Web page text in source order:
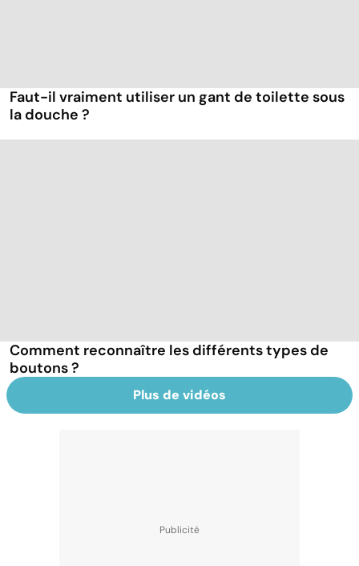
Faut-il vraiment utiliser un gant de toilette sous
la douche ?
Comment reconnaître les différents types de
boutons ?
Plus de vidéos